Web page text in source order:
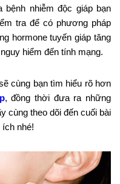
bệnh nhiễm độc giáp bạn
tra để có phương pháp
hormone tuyến giáp tăng
hiểm đến tính mạng.
cùng bạn tìm hiểu rõ hơn
, đồng thời đưa ra những
cùng theo dõi đến cuối bài
ích nhé!